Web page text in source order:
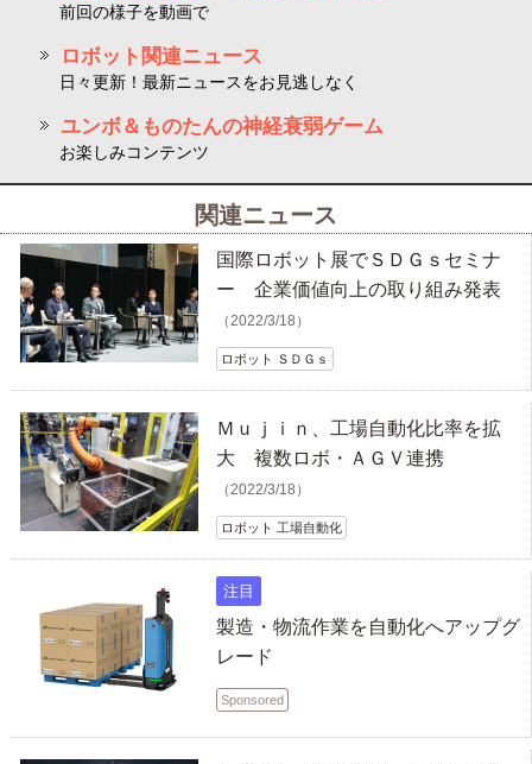
前回の様子を動画で
ロボット関連ニュース
日々更新！最新ニュースをお見逃しなく
ユンボ＆ものたんの神経衰弱ゲーム
お楽しみコンテンツ
関連ニュース
国際ロボット展でＳＤＧｓセミナ
ー 企業価値向上の取り組み発表
（2022/3/18）
ロボット ＳＤＧｓ
Ｍｕｊｉｎ、工場自動化比率を拡
大 複数ロボ・ＡＧＶ連携
（2022/3/18）
ロボット 工場自動化
注目
製造・物流作業を自動化へアップグ
レード
Sponsored